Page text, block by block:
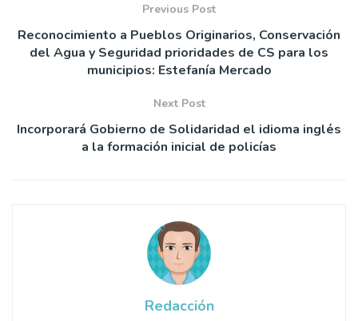
Previous Post
Reconocimiento a Pueblos Originarios, Conservación
del Agua y Seguridad prioridades de CS para los
municipios: Estefanía Mercado
Next Post
Incorporará Gobierno de Solidaridad el idioma inglés
a la formación inicial de policías
Redacción